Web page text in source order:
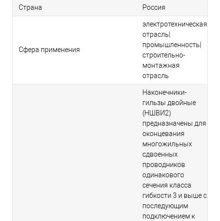
Страна Россия
Сфера применения
электротехническая
отрасль|
промышленность|
строительно-
монтажная
отрасль
Наконечники-
гильзы двойные
(НШВИ2)
предназначены для
оконцевания
многожильных
сдвоенных
проводников
одинакового
сечения класса
гибкости 3 и выше с
последующим
подключением к